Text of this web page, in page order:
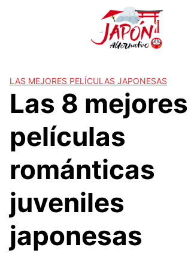
LAS MEJORES PELÍCULAS JAPONESAS
Las 8 mejores
películas
románticas
juveniles
japonesas